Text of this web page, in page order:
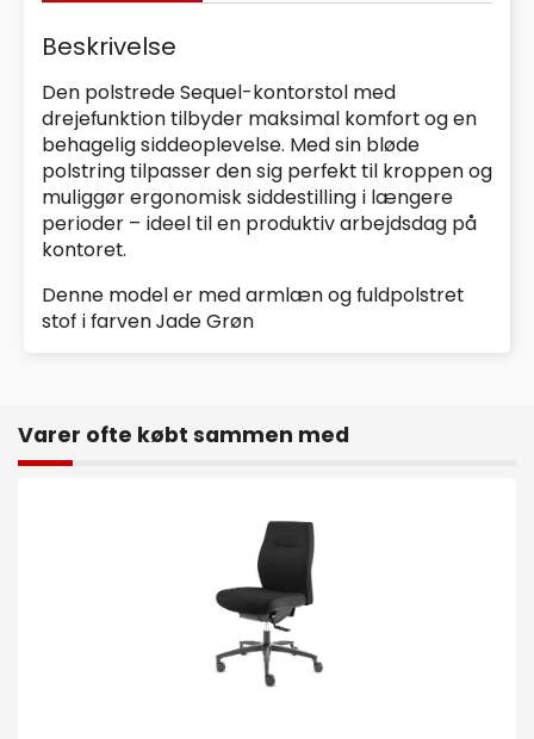
Beskrivelse
Den polstrede Sequel-kontorstol med
drejefunktion tilbyder maksimal komfort og en
behagelig siddeoplevelse. Med sin bløde
polstring tilpasser den sig perfekt til kroppen og
muliggør ergonomisk siddestilling i længere
perioder – ideel til en produktiv arbejdsdag på
kontoret.
Denne model er med armlæn og fuldpolstret
stof i farven Jade Grøn
Varer ofte købt sammen med